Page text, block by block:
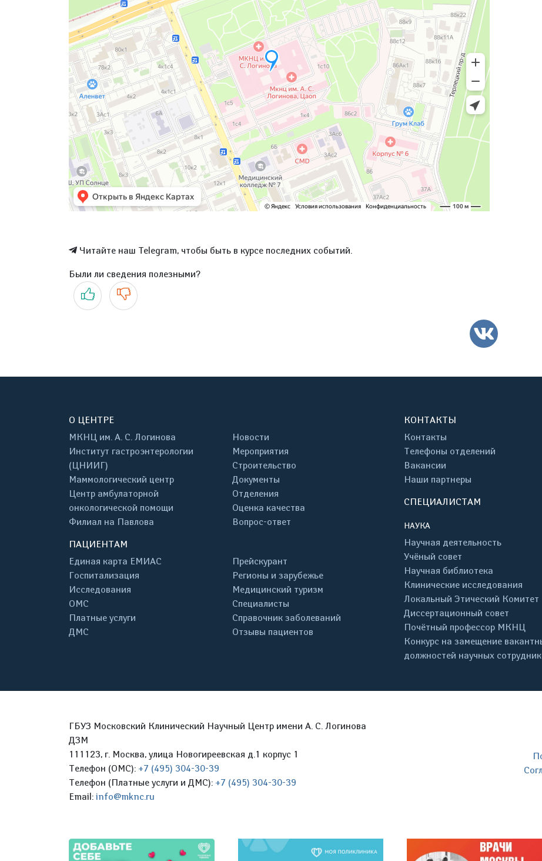
Читайте наш Telegram, чтобы быть в курсе последних событий.
Были ли сведения полезными?
Да
О ЦЕНТРЕ
МКНЦ им. А. С. Логинова
Институт гастроэнтерологии
(ЦНИИГ)
Маммологический центр
Центр амбулаторной
онкологической помощи
Филиал на Павлова
Новости
Мероприятия
Строительство
Документы
Отделения
Оценка качества
Вопрос-ответ
ПАЦИЕНТАМ
Единая карта ЕМИАС
Госпитализация
Исследования
ОМС
Платные услуги
ДМС
Прейскурант
Регионы и зарубежье
Медицинский туризм
Специалисты
Справочник заболеваний
Отзывы пациентов
КОНТАКТЫ
Контакты
Телефоны отделений
Вакансии
Наши партнеры
СПЕЦИАЛИСТАМ
НАУКА
Научная деятельность
Учёный совет
Научная библиотека
Клинические исследования
Локальный Этический Комитет
Диссертационный совет
Почётный профессор МКНЦ
Конкурс на замещение
должностей научных
ГБУЗ Московский Клинический Научный Центр имени А. С. Логинова
ДЗМ
111123, г. Москва, улица Новогиреевская д.1 корпус 1
Телефон (ОМС): +7 (495) 304-30-39
Телефон (Платные услуги и ДМС): +7 (495) 304-30-39
Email: info@mknc.ru